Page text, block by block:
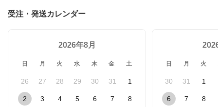
受注・発送カレンダー
2026年8月
日 月 火 水 木 金 土
26 27 28 29 30 31 1
2 3 4 5 6 7 8
日 月 火
30 31 1
6 7 8